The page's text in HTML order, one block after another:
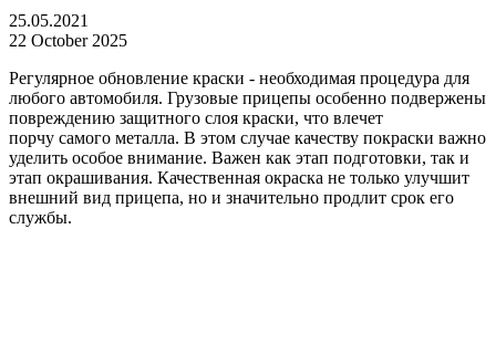
25.05.2021
22 October 2025
Регулярное обновление краски - необходимая процедура для
любого автомобиля. Грузовые прицепы особенно подвержены
повреждению защитного слоя краски, что влечет
порчу самого металла. В этом случае качеству покраски важно
уделить особое внимание. Важен как этап подготовки, так и
этап окрашивания. Качественная окраска не только улучшит
внешний вид прицепа, но и значительно продлит срок его
службы.